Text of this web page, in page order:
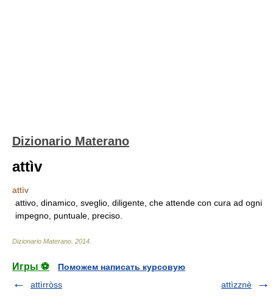
Dizionario Materano
attìv
attìv
attivo, dinamico, sveglio, diligente, che attende con cura ad ogni
impegno, puntuale, preciso.
Dizionario Materano 2014
Игры ⚽
Поможем написать курсовую
attìrròss
attìzznè